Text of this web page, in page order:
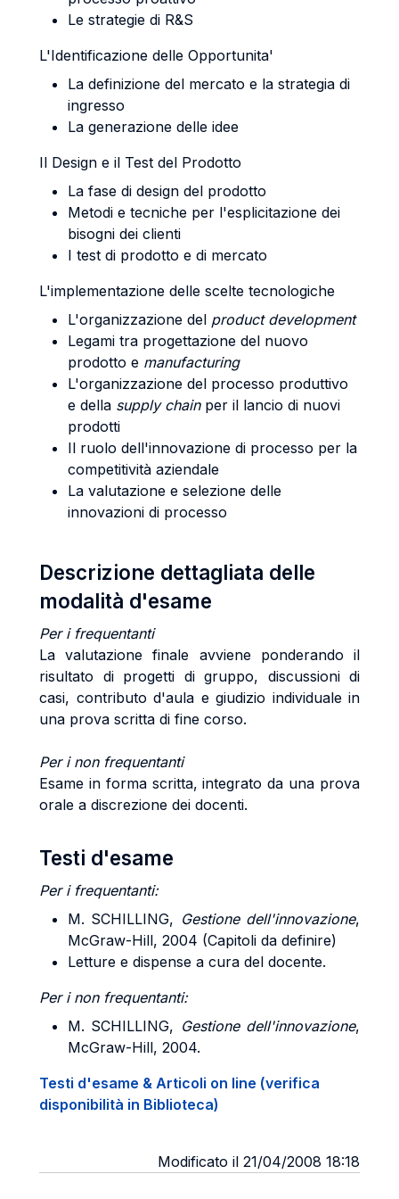
Le strategie di R&S
L'Identificazione delle Opportunita'
La definizione del mercato e la strategia di
ingresso
La generazione delle idee
Il Design e il Test del Prodotto
La fase di design del prodotto
Metodi e tecniche per l'esplicitazione dei
bisogni dei clienti
I test di prodotto e di mercato
L'implementazione delle scelte tecnologiche
L'organizzazione del product development
Legami tra progettazione del nuovo
prodotto e manufacturing
L'organizzazione del processo produttivo
e della supply chain per il lancio di nuovi
prodotti
Il ruolo dell'innovazione di processo per la
competitività aziendale
La valutazione e selezione delle
innovazioni di processo
Descrizione dettagliata delle
modalità d'esame
Per i frequentanti
La valutazione finale avviene ponderando il
risultato di progetti di gruppo, discussioni di
casi, contributo d'aula e giudizio individuale in
una prova scritta di fine corso.
Per i non frequentanti
Esame in forma scritta, integrato da una prova
orale a discrezione dei docenti.
Testi d'esame
Per i frequentanti:
M. SCHILLING, Gestione dell'innovazione,
McGraw-Hill, 2004 (Capitoli da definire)
Letture e dispense a cura del docente.
Per i non frequentanti:
M. SCHILLING, Gestione dell'innovazione,
McGraw-Hill, 2004.
Testi d'esame & Articoli on line (verifica
disponibilità in Biblioteca)
Modificato il 21/04/2008 18:18